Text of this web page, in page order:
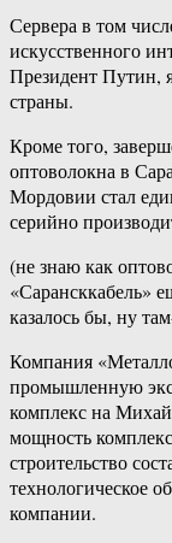
Сервера в том
искусственного
Президент Путин,
страны.
Кроме того,
оптоволокна в
Мордовии стал
серийно
(не знаю как
«Сарансккабель»
казалось бы, ну
Компания
промышленную
комплекс на
мощность
строительство
технологическое
компании.